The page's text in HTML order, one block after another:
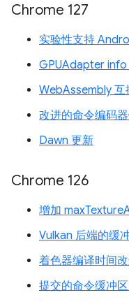
Chrome 127
实验性支持
GPUAdapter info
WebAssembly 互
改进的命令编码
Dawn 更新
Chrome 126
增加
Vulkan 后端的缓
着色器编译时间
提交的命令缓冲